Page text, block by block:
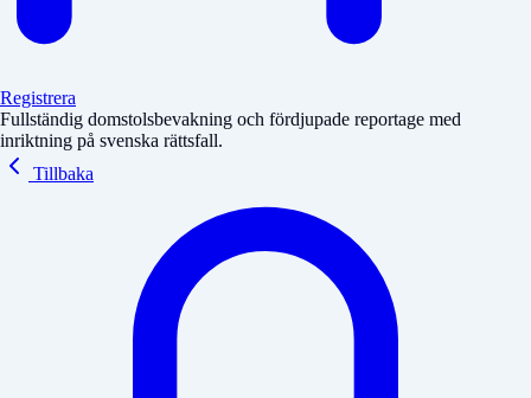
Registrera
Fullständig domstolsbevakning och fördjupade reportage med
inriktning på svenska rättsfall.
Tillbaka